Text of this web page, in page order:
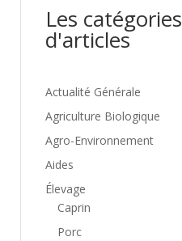
Les catégories
d'articles
Actualité Générale
Agriculture Biologique
Agro-Environnement
Aides
Élevage
Caprin
Porc